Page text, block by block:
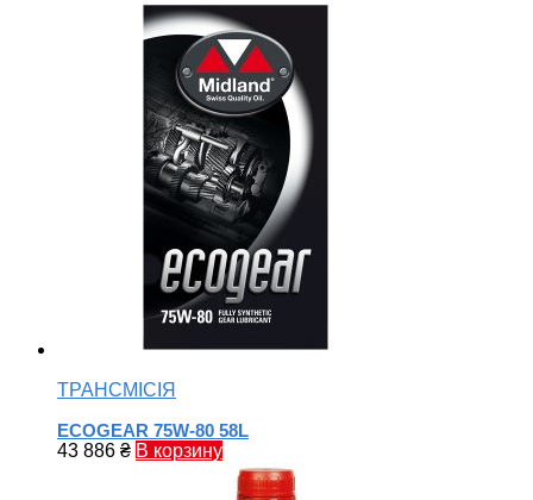
ТРАНСМІСІЯ
ECOGEAR 75W-80 58L
43 886 ₴ В корзину